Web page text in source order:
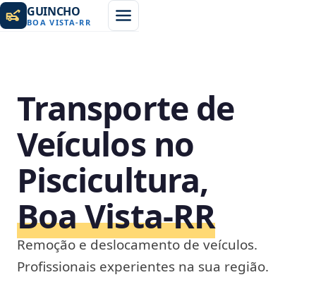
GUINCHO
BOA VISTA-RR
Transporte de
Veículos no
Piscicultura,
Boa Vista‑RR
Remoção e deslocamento de veículos.
Profissionais experientes na sua região.